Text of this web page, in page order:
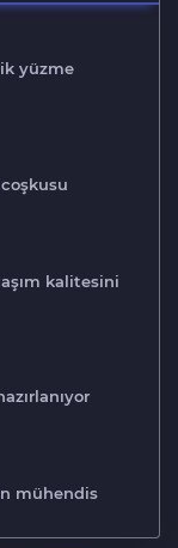
yüzme
kalitesini
mühendis